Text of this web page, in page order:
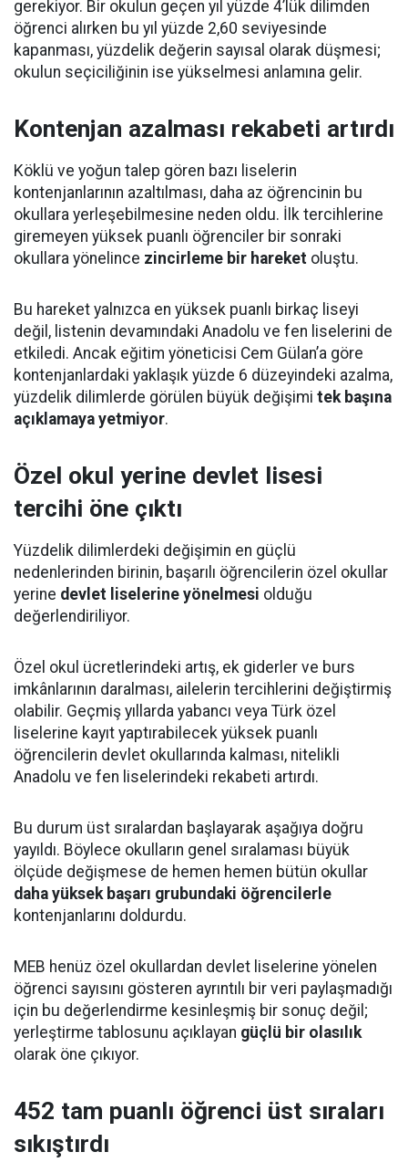
gerekiyor. Bir okulun geçen yıl yüzde 4’lük dilimden
öğrenci alırken bu yıl yüzde 2,60 seviyesinde
kapanması, yüzdelik değerin sayısal olarak düşmesi;
okulun seçiciliğinin ise yükselmesi anlamına gelir.
Kontenjan azalması rekabeti artırdı
Köklü ve yoğun talep gören bazı liselerin
kontenjanlarının azaltılması, daha az öğrencinin bu
okullara yerleşebilmesine neden oldu. İlk tercihlerine
giremeyen yüksek puanlı öğrenciler bir sonraki
okullara yönelince zincirleme bir hareket oluştu.
Bu hareket yalnızca en yüksek puanlı birkaç liseyi
değil, listenin devamındaki Anadolu ve fen liselerini de
etkiledi. Ancak eğitim yöneticisi Cem Gülan’a göre
kontenjanlardaki yaklaşık yüzde 6 düzeyindeki azalma,
yüzdelik dilimlerde görülen büyük değişimi tek başına
açıklamaya yetmiyor.
Özel okul yerine devlet lisesi
tercihi öne çıktı
Yüzdelik dilimlerdeki değişimin en güçlü
nedenlerinden birinin, başarılı öğrencilerin özel okullar
yerine devlet liselerine yönelmesi olduğu
değerlendiriliyor.
Özel okul ücretlerindeki artış, ek giderler ve burs
imkânlarının daralması, ailelerin tercihlerini değiştirmiş
olabilir. Geçmiş yıllarda yabancı veya Türk özel
liselerine kayıt yaptırabilecek yüksek puanlı
öğrencilerin devlet okullarında kalması, nitelikli
Anadolu ve fen liselerindeki rekabeti artırdı.
Bu durum üst sıralardan başlayarak aşağıya doğru
yayıldı. Böylece okulların genel sıralaması büyük
ölçüde değişmese de hemen hemen bütün okullar
daha yüksek başarı grubundaki öğrencilerle
kontenjanlarını doldurdu.
MEB henüz özel okullardan devlet liselerine yönelen
öğrenci sayısını gösteren ayrıntılı bir veri paylaşmadığı
için bu değerlendirme kesinleşmiş bir sonuç değil;
yerleştirme tablosunu açıklayan güçlü bir olasılık
olarak öne çıkıyor.
452 tam puanlı öğrenci üst sıraları
sıkıştırdı